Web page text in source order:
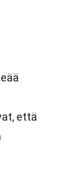
että